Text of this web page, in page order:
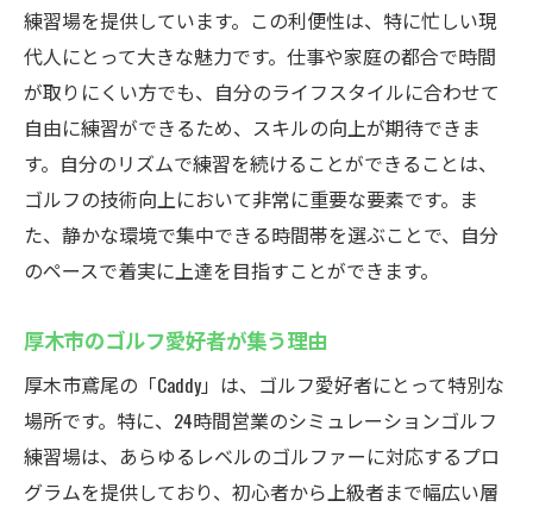
練習場を提供しています。この利便性は、特に忙しい現
代人にとって大きな魅力です。仕事や家庭の都合で時間
が取りにくい方でも、自分のライフスタイルに合わせて
自由に練習ができるため、スキルの向上が期待できま
す。自分のリズムで練習を続けることができることは、
ゴルフの技術向上において非常に重要な要素です。ま
た、静かな環境で集中できる時間帯を選ぶことで、自分
のペースで着実に上達を目指すことができます。
厚木市のゴルフ愛好者が集う理由
厚木市鳶尾の「Caddy」は、ゴルフ愛好者にとって特別な
場所です。特に、24時間営業のシミュレーションゴルフ
練習場は、あらゆるレベルのゴルファーに対応するプロ
グラムを提供しており、初心者から上級者まで幅広い層